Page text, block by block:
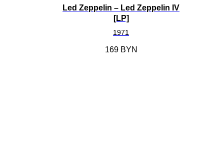
Led Zeppelin ‎– Led Zeppelin IV
[LP]
1971
169 BYN